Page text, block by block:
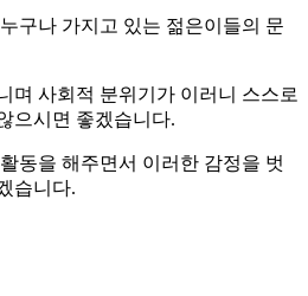
구나 가지고 있는 젊은이들의 문
며 사회적 분위기가 이러니 스스로
으시면 좋겠습니다.
동을 해주면서 이러한 감정을 벗
습니다.